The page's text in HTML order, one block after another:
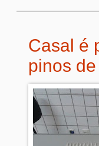
Casal é
pinos